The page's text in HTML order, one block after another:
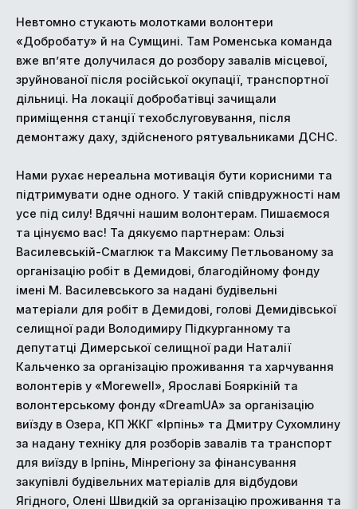
Невтомно стукають молотками волонтери
«Добробату» й на Сумщині. Там Роменська команда
вже вп’яте долучилася до розбору завалів місцевої,
зруйнованої після російської окупації, транспортної
дільниці. На локації добробатівці зачищали
приміщення станції техобслуговування, після
демонтажу даху, здійсненого рятувальниками ДСНС.
Нами рухає нереальна мотивація бути корисними та
підтримувати одне одного. У такій співдружності нам
усе під силу! Вдячні нашим волонтерам. Пишаємося
та цінуємо вас! Та дякуємо партнерам: Ользі
Василевській-Смаглюк та Максиму Петльованому за
організацію робіт в Демидові, благодійному фонду
імені М. Василевського за надані будівельні
матеріали для робіт в Демидові, голові Демидівської
селищної ради Володимиру Підкурганному та
депутатці Димерської селищної ради Наталії
Кальченко за організацію проживання та харчування
волонтерів у «Morewell», Ярославі Бояркіній та
волонтерському фонду «DreamUA» за організацію
виїзду в Озера, КП ЖКГ «Ірпінь» та Дмитру Сухомлину
за надану техніку для розборів завалів та транспорт
для виїзду в Ірпінь, Мінрегіону за фінансування
закупівлі будівельних матеріалів для відбудови
Ягідного, Олені Швидкій за організацію проживання та